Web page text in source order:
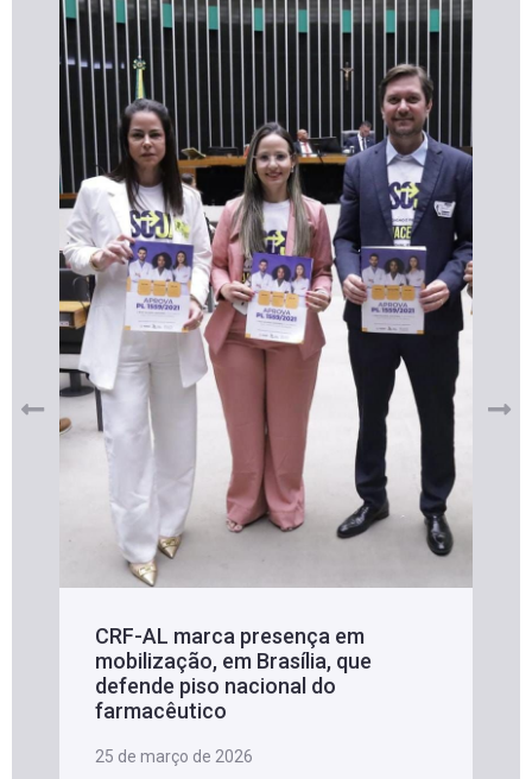
CRF-AL marca presença em
mobilização, em Brasília, que
defende piso nacional do
farmacêutico
25 de março de 2026